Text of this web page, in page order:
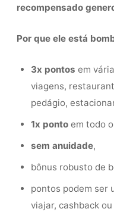
recompensado
Por que ele está
3x pontos em
viagens,
pedágio,
1x ponto em todo
sem anuidade,
bônus robusto de
pontos podem ser
viajar, cashback